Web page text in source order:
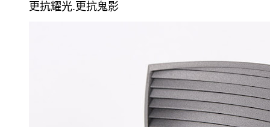
更抗耀光.更抗鬼影